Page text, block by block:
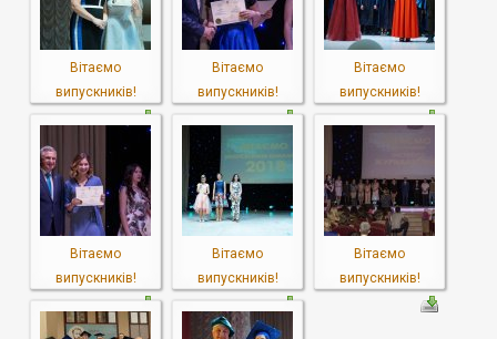
Вітаємо
випускників!
Вітаємо
випускників!
Вітаємо
випускників!
Вітаємо
випускників!
Вітаємо
випускників!
Вітаємо
випускників!